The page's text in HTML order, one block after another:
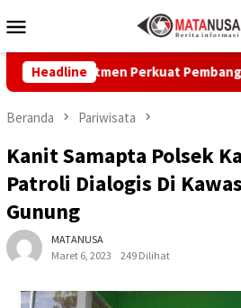
ke
Mobile
Headline
Komitmen Perkuat Pembangunan
Beranda Pariwisata
Kanit Samapta Polsek
Patroli Dialogis Di
Gunung
MATANUSA
Maret 6, 2023
249 Dilihat